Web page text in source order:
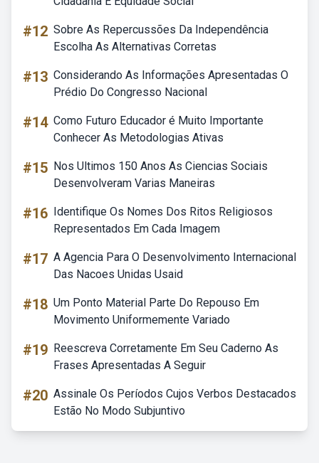
#12 Sobre As Repercussões Da Independência
Escolha As Alternativas Corretas
#13 Considerando As Informações Apresentadas O
Prédio Do Congresso Nacional
#14 Como Futuro Educador é Muito Importante
Conhecer As Metodologias Ativas
#15 Nos Ultimos 150 Anos As Ciencias Sociais
Desenvolveram Varias Maneiras
#16 Identifique Os Nomes Dos Ritos Religiosos
Representados Em Cada Imagem
#17 A Agencia Para O Desenvolvimento Internacional
Das Nacoes Unidas Usaid
#18 Um Ponto Material Parte Do Repouso Em
Movimento Uniformemente Variado
#19 Reescreva Corretamente Em Seu Caderno As
Frases Apresentadas A Seguir
#20 Assinale Os Períodos Cujos Verbos Destacados
Estão No Modo Subjuntivo